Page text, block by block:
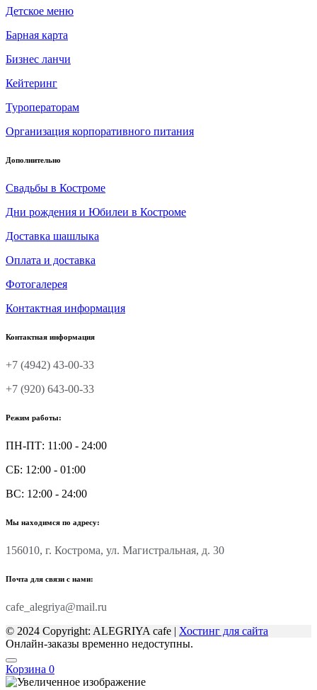
Детское меню
Барная карта
Бизнес ланчи
Кейтеринг
Туроператорам
Организация корпоративного питания
Дополнительно
Свадьбы в Костроме
Дни рождения и Юбилеи в Костроме
Доставка шашлыка
Оплата и доставка
Фотогалерея
Контактная информация
Контактная информация
+7 (4942) 43-00-33
+7 (920) 643-00-33
Режим работы:
ПН-ПТ: 11:00 - 24:00
СБ: 12:00 - 01:00
ВС: 12:00 - 24:00
Мы находимся по адресу:
156010, г. Кострома, ул. Магистральная, д. 30
Почта для связи с нами:
cafe_alegriya@mail.ru
© 2024 Copyright: ALEGRIYA cafe | Хостинг для сайта
Онлайн-заказы временно недоступны.
Корзина 0